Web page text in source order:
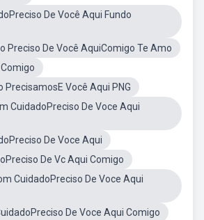
De Você Aqui Fundo
Preciso De Você AquiComigo Te Amo
PrecisamosE Você Aqui PNG
CuidadoPreciso De Voce Aqui
De Voce Aqui
De Vc Aqui Comigo
CuidadoPreciso De Voce Aqui
De Voce Aqui Comigo